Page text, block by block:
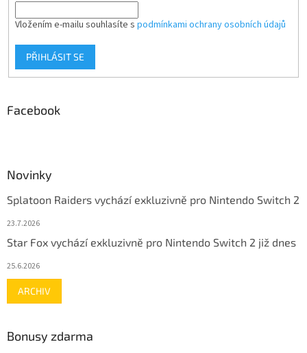
Vložením e-mailu souhlasíte s podmínkami ochrany osobních údajů
PŘIHLÁSIT SE
Facebook
Novinky
Splatoon Raiders vychází exkluzivně pro Nintendo Switch 2
23.7.2026
Star Fox vychází exkluzivně pro Nintendo Switch 2 již dnes
25.6.2026
ARCHIV
Bonusy zdarma